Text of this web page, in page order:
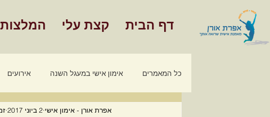
דף הבית קצת עלי המלצות
כל המאמרים אימון אישי במעגל השנה אירועים
מאמרים - אימון כלכלי משפחתי מאמרים אימוןאפרת אורן - אימון אישי 2 ביוני 2017